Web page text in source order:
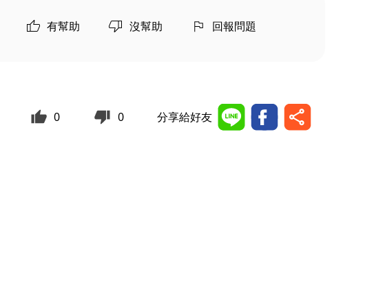
有幫助 沒幫助 回報問題
0 0 分享給好友